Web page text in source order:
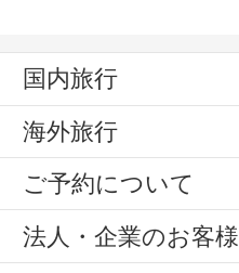
国内旅行
海外旅行
ご予約について
法人・企業のお客様